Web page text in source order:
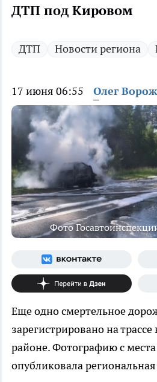
ДТП под Кировом
ДТП Новости региона
17 июня 06:55 Олег
Фото
Еще одно смертельное
зарегистрировано на
районе. Фотографию с
опубликовала